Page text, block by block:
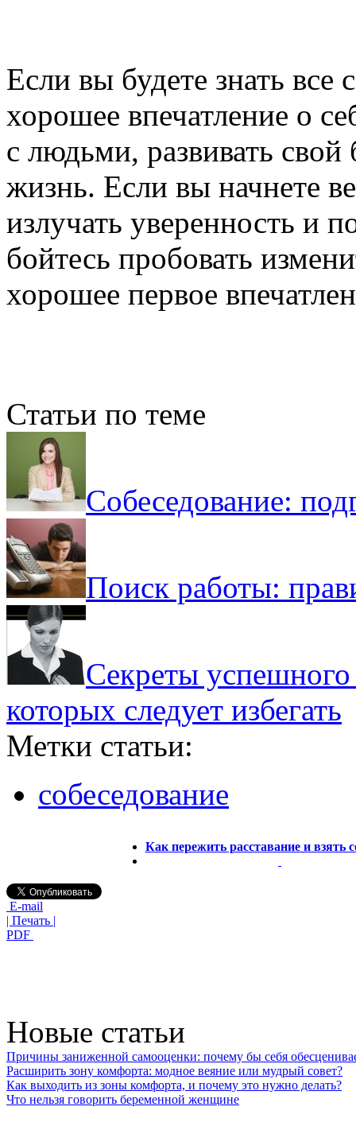
Если вы будете знать все
хорошее впечатление о
с людьми, развивать
жизнь. Если вы начнете
излучать уверенность и
бойтесь пробовать
хорошее первое
Статьи по теме
Собеседование:
Поиск работы:
Секреты успешного
которых следует избегать
Метки статьи:
собеседование
Как пережить расставание и взять
E-mail
| Печать |
PDF
Новые статьи
Причины заниженной самооценки: почему бы себя
Расширить зону комфорта: модное веяние или мудрый совет?
Как выходить из зоны комфорта, и почему это нужно делать?
Что нельзя говорить беременной женщине